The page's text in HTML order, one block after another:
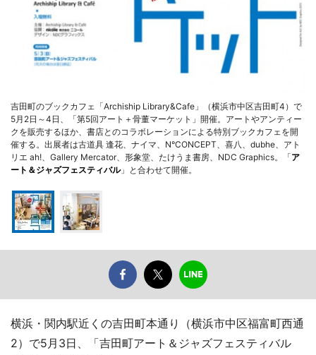
吉田町のブックカフェ「Archiship Library&Cafe」（横浜市中区吉田町4）で
5月2日～4日、「第5回アート＋骨董マーケット」開催。アートやアンティー
クを販売するほか、書店とのコラボレーションによる特別ブックカフェを開
催する。出展者は古道具 逢花、ナイマ、N°CONCEPT、喜八、dubhe、アト
リエ ah!、Gallery Mercator、形象堂、たけうま書房、NDC Graphics。「ア
ート＆ジャズフェスティバル」と合わせて開催。
横浜・関内駅近くの吉田町本通り（横浜市中区福富町西通
2）で5月3日、「吉田町アート＆ジャズフェスティバル